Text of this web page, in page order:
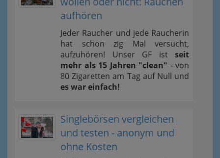
aufhören
Jeder Raucher und jede Raucherin
hat schon zig Mal versucht,
aufzuhören! Unser GF ist seit
mehr als 15 Jahren "clean" - von
80 Zigaretten am Tag auf Null und
es war einfach!
Singlebörsen vergleichen
und testen - anonym und
ohne Kosten